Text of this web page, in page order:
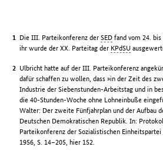
Die III. Parteikonferenz derSED fand vom 24.
ihr wurde der XX. Parteitag der KPdSU
Ulbricht hatte auf der III. Parteikonferenz
dafür schaffen zu wollen, dass »in der Zeit des
Industrie der Siebenstunden-Arbeitstag und in
die 40-Stunden-Woche ohne Lohneinbuße
Walter: Der zweite Fünfjahrplan und der Aufbau
Deutschen Demokratischen Republik. In:
Parteikonferenz der Sozialistischen
1956, S. 14–205, hier 152.